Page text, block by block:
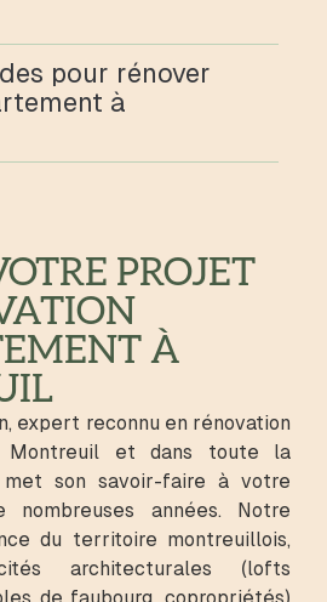
pour rénover
à
PROJET
À
expert reconnu en rénovation
Montreuil et dans toute la
met son savoir-faire à votre
nombreuses années. Notre
du territoire montreuillois,
architecturales (lofts